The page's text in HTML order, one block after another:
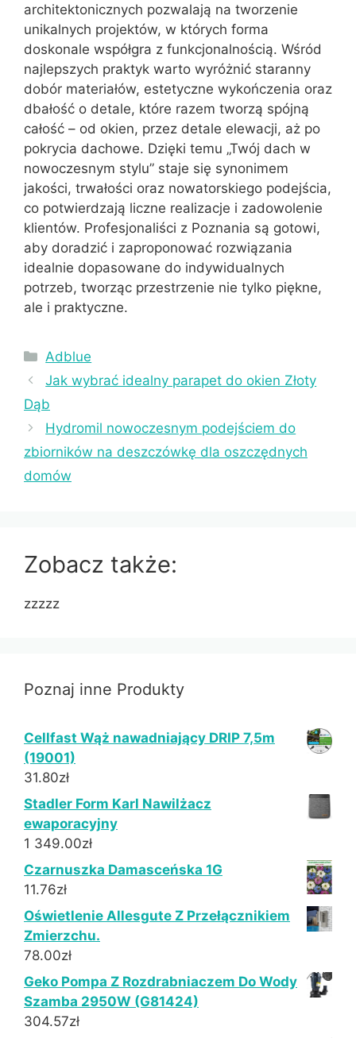
architektonicznych pozwalają na tworzenie
unikalnych projektów, w których forma
doskonale współgra z funkcjonalnością. Wśród
najlepszych praktyk warto wyróżnić staranny
dobór materiałów, estetyczne wykończenia oraz
dbałość o detale, które razem tworzą spójną
całość – od okien, przez detale elewacji, aż po
pokrycia dachowe. Dzięki temu „Twój dach w
nowoczesnym stylu” staje się synonimem
jakości, trwałości oraz nowatorskiego podejścia,
co potwierdzają liczne realizacje i zadowolenie
klientów. Profesjonaliści z Poznania są gotowi,
aby doradzić i zaproponować rozwiązania
idealnie dopasowane do indywidualnych
potrzeb, tworząc przestrzenie nie tylko piękne,
ale i praktyczne.
Kategorie
Adblue
Jak wybrać idealny parapet do okien Złoty
Dąb
Hydromil nowoczesnym podejściem do
zbiorników na deszczówkę dla oszczędnych
domów
Zobacz także:
zzzzz
Poznaj inne Produkty
Cellfast Wąż nawadniający DRIP 7,5m
(19001)
31.80zł
Stadler Form Karl Nawilżacz
ewaporacyjny
1 349.00zł
Czarnuszka Damasceńska 1G
11.76zł
Oświetlenie Allesgute Z Przełącznikiem
Zmierzchu.
78.00zł
Geko Pompa Z Rozdrabniaczem Do Wody
Szamba 2950W (G81424)
304.57zł